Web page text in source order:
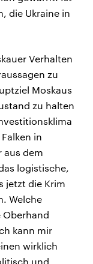
die Ukraine in
Verhalten
zu
Moskaus
zu halten
in
aus dem
logistische,
jetzt die Krim
Welche
Oberhand
kann mir
wirklich
und